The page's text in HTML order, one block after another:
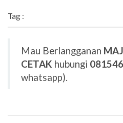
Tag :
Mau Berlangganan
CETAK hubungi
whatsapp).